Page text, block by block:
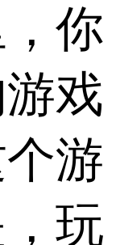
你
戏
游
玩